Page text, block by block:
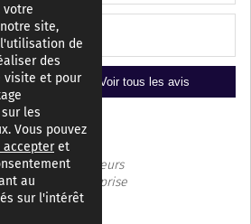
Google 4,4
Voir tous les avis
par des livreurs
manque la prise
Detruf
votre
site,
de
des
visite et pour
les
Vous pouvez
accepteret
au
sur l'intérêt